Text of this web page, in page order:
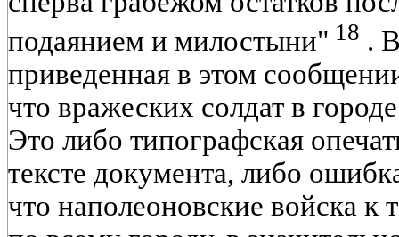
подаянием и милостыни" 18 .
приведенная в этом
что вражеских солдат в
Это либо типографская
тексте документа, либо
что наполеоновские войска к